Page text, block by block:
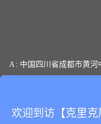
A : 中国四川省成都市黄
Copyright © 版权所有：四
欢迎到访【克里克